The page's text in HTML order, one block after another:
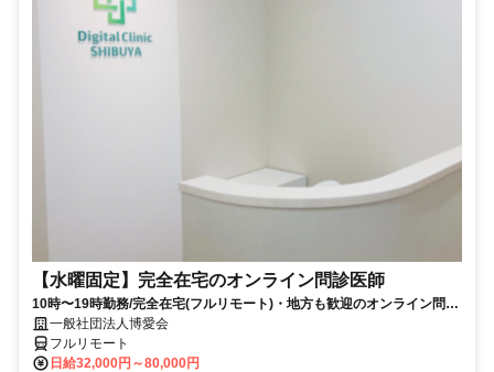
【水曜固定】完全在宅のオンライン問診医師
10時〜19時勤務/完全在宅(フルリモート)・地方も歓迎のオンライン問診
業務一般社団法人博愛会
フルリモート
日給32,000円～80,000円